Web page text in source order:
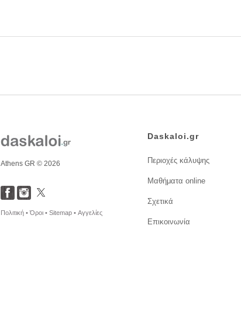
Athens GR © 2026
Πολιτική •Όροι • Sitemap • Αγγελίες
Daskaloi.gr
Περιοχές κάλυψης
Μαθήματα online
Σχετικά
Επικοινωνία